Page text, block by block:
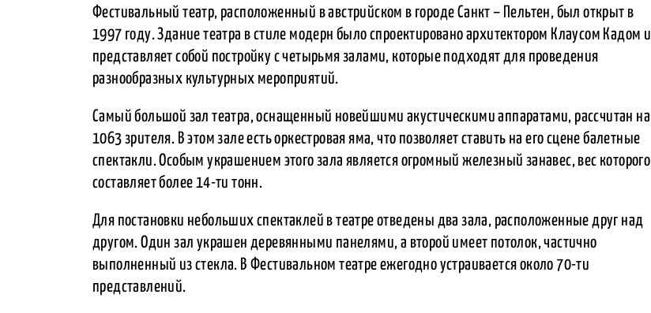
Фестивальный театр, расположенный в австрийском в городе Санкт – Пельтен, был открыт в
1997 году. Здание театра в стиле модерн было спроектировано архитектором Клаусом Кадом и
представляет собой постройку с четырьмя залами, которые подходят для проведения
разнообразных культурных мероприятий.
Самый большой зал театра, оснащенный новейшими акустическими аппаратами, рассчитан на
1063 зрителя. В этом зале есть оркестровая яма, что позволяет ставить на его сцене балетные
спектакли. Особым украшением этого зала является огромный железный занавес, вес которого
составляет более 14-ти тонн.
Для постановки небольших спектаклей в театре отведены два зала, расположенные друг над
другом. Один зал украшен деревянными панелями, а второй имеет потолок, частично
выполненный из стекла. В Фестивальном театре ежегодно устраивается около 70-ти
представлений.